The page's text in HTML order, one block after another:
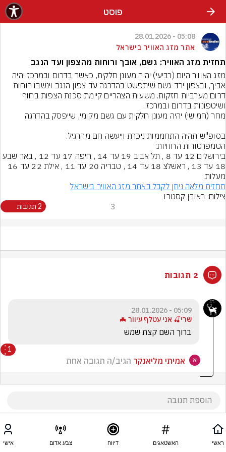
פוסט
05:08 - 28.01.2026
אתר מזג האוויר בישראל
תחזית מזג האוויר: גשם, אובך ורוחות מהצפון ועד הנגב
ושיטפונות בדרום ובמרכז.
בסופ"ש תהיה התחממות ניכרת וייעשה חם מהרגיל.
מעלות.
תחזית מלאה ניתן לקבל באתר מזג האוויר בישראל
צילום: ראובן קסטרו
3 2 תגובות
2 תגובות
05:09 - 28.01.2026
שרי🍒 אני עטלף עיוור 🦇
ברוך השם קצת שמש
1
אמיתי מליאנקר הגיב/ה תגובה אחת
ראשי האשטאגים דיווח צבע אדום אישי